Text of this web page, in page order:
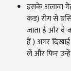
इसके अलावा
कंड) रोग से
जाता है और वे
हैं ) अगर
लें और फिर